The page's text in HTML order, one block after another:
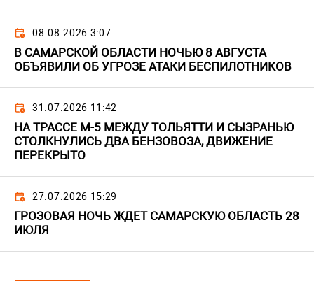
08.08.2026 3:07
В САМАРСКОЙ ОБЛАСТИ НОЧЬЮ 8 АВГУСТА
ОБЪЯВИЛИ ОБ УГРОЗЕ АТАКИ БЕСПИЛОТНИКОВ
31.07.2026 11:42
НА ТРАССЕ М-5 МЕЖДУ ТОЛЬЯТТИ И СЫЗРАНЬЮ
СТОЛКНУЛИСЬ ДВА БЕНЗОВОЗА, ДВИЖЕНИЕ
ПЕРЕКРЫТО
27.07.2026 15:29
ГРОЗОВАЯ НОЧЬ ЖДЕТ САМАРСКУЮ ОБЛАСТЬ 28
ИЮЛЯ